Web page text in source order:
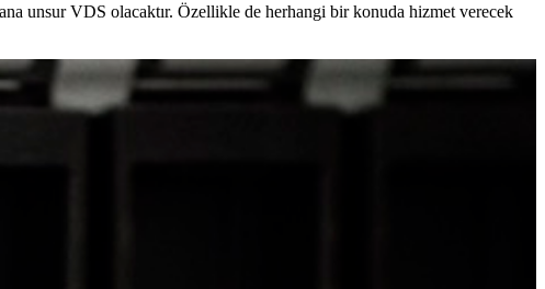
unsur VDS olacaktır. Özellikle de herhangi bir konuda hizmet verecek